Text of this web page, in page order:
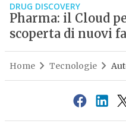
DRUG DISCOVERY
Pharma: il Cloud
scoperta di nuovi
Home Tecnologie